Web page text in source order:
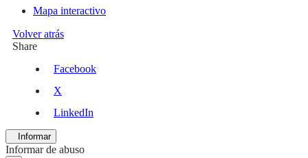
Mapa interactivo
Volver atrás
Share
Facebook
X
LinkedIn
Informar
Informar de abuso